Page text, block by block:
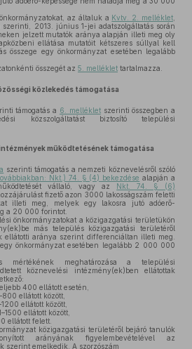
az általuk a Kvtv. 2. melléklet
2013. június 1-jei adatszolgáltatás során
jelzett mutatók aránya alapján illeti meg oly
ellátása mutatóit kétszeres súllyal kell
összege egy önkormányzat esetében legalább
összegét az 5. melléklet tartalmazza.
közlekedés támogatása
támogatás a 6. mellékletszerinti összegben a
közszolgáltatást biztosító települési
működtetésének támogatása
szerinti támogatás a nemzeti köznevelésről szóló
Nkt.) 74. § (4) bekezdése alapján a
vállaló, vagy az Nkt. 74. § (6)
fizető azon 3000 lakosságszám feletti
illeti meg, melyek egy lakosra jutó adóerő-
a 20 000 forintot.
önkormányzatokat a közigazgatási területükön
más település közigazgatási területéről
ellátotti aránya szerint differenciáltan illeti meg.
egy önkormányzat esetében legalább 2 000 000
mértékének meghatározása a települési
köznevelési intézmény(ek)ben ellátottak
400 ellátott esetén,
ellátott között,
ellátott között,
ellátott között,
ellátott felett.
közigazgatási területéről bejáró tanulók
arányának figyelembevételével az
szerint emelkedik. A szorzószám